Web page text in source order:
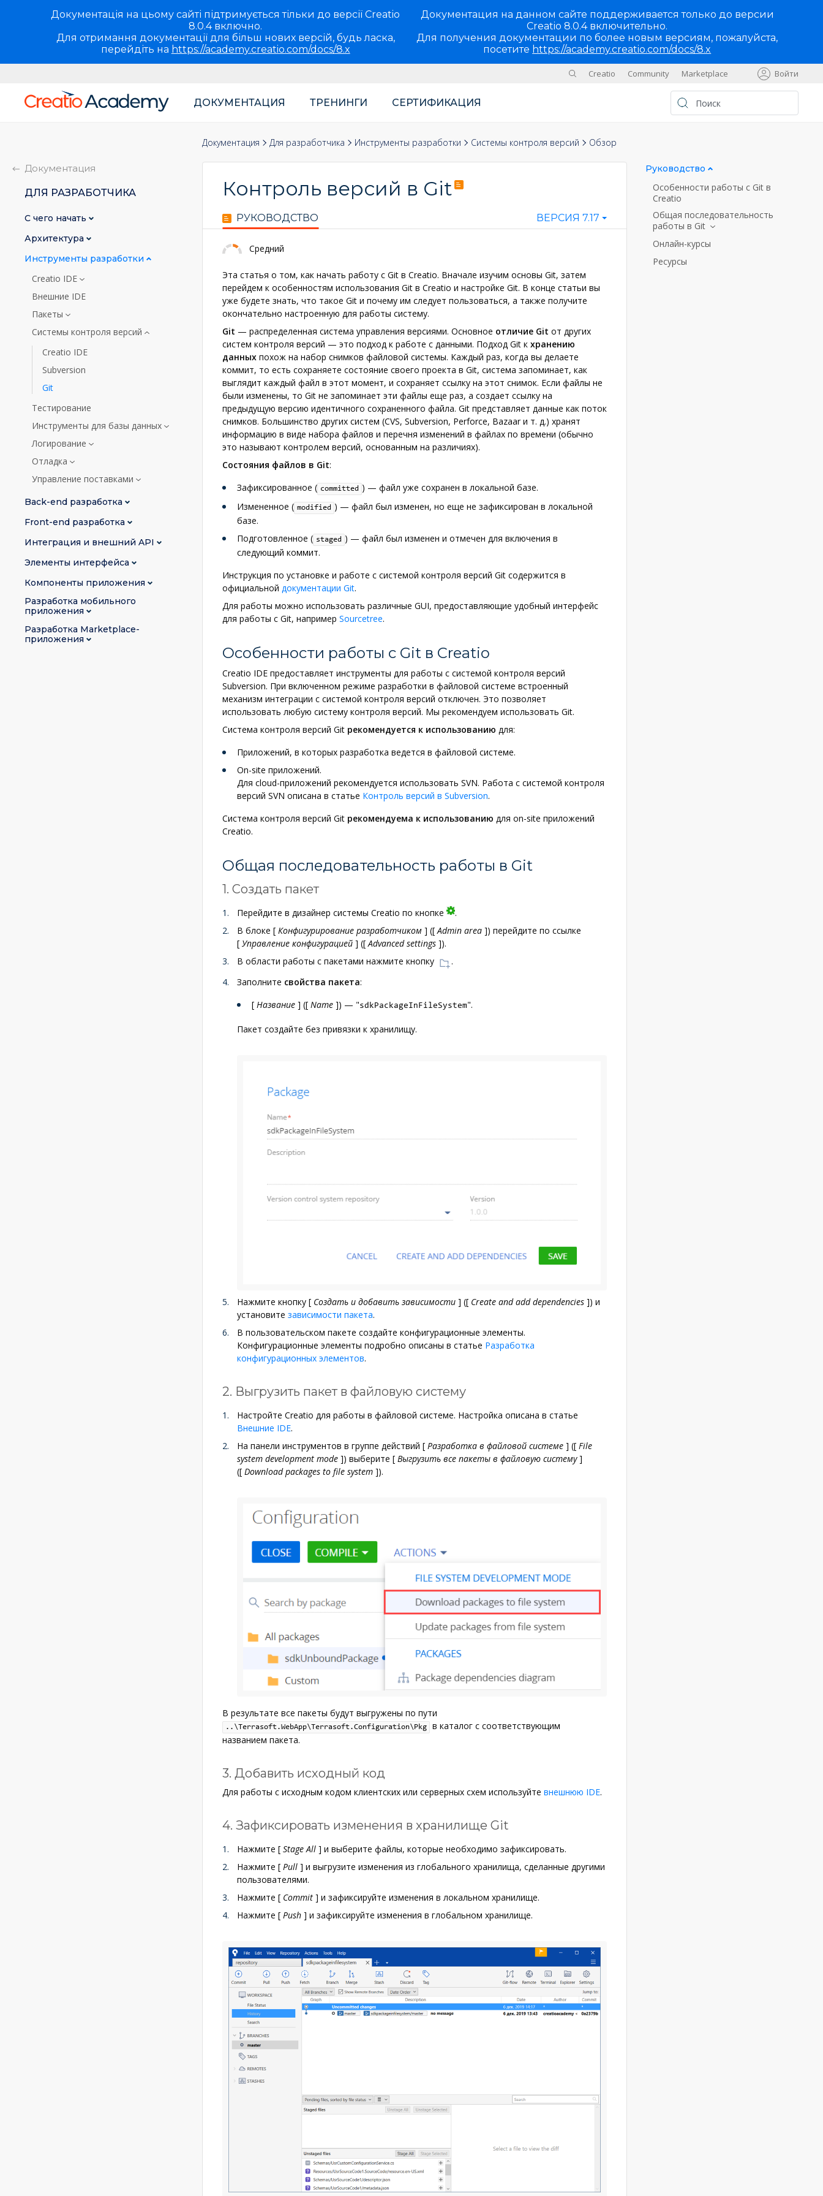
Документація на цьому сайті підтримується тільки до версії Creatio
8.0.4 включно.
Для отримання документації для більш нових версій, будь ласка,
перейдіть на https://academy.creatio.com/docs/8.x
Документация на данном сайте поддерживается только до версии
Creatio 8.0.4 включительно.
Для получения документации по более новым версиям, пожалуйста,
посетите https://academy.creatio.com/docs/8.x
Creatio Community Marketplace Войти
Основная
ДОКУМЕНТАЦИЯ ТРЕНИНГИ СЕРТИФИКАЦИЯ
Документация Для разработчика Инструменты разработки Системы контроля версий Обзор
Контроль версий в Git
РУКОВОДСТВО ВЕРСИЯ 7.17
Средний
Эта статья о том, как начать работу с Git в Creatio. Вначале изучим основы Git, затем
перейдем к особенностям использования Git в Creatio и настройке Git. В конце статьи вы
уже будете знать, что такое Git и почему им следует пользоваться, а также получите
окончательно настроенную для работы систему.
Git — распределенная система управления версиями. Основное отличие Git от других
систем контроля версий — это подход к работе с данными. Подход Git к хранению
данных похож на набор снимков файловой системы. Каждый раз, когда вы делаете
коммит, то есть сохраняете состояние своего проекта в Git, система запоминает, как
выглядит каждый файл в этот момент, и сохраняет ссылку на этот снимок. Если файлы не
были изменены, то Git не запоминает эти файлы еще раз, а создает ссылку на
предыдущую версию идентичного сохраненного файла. Git представляет данные как поток
снимков. Большинство других систем (CVS, Subversion, Perforce, Bazaar и т. д.) хранят
информацию в виде набора файлов и перечня изменений в файлах по времени (обычно
это называют контролем версий, основанным на различиях).
Состояния файлов в Git:
Зафиксированное ( committed
) — файл уже сохранен в локальной базе.
Измененное ( modified
) — файл был изменен, но еще не зафиксирован в локальной
базе.
Подготовленное ( staged
) — файл был изменен и отмечен для включения в
следующий коммит.
Инструкция по установке и работе с системой контроля версий Git содержится в
официальной документации Git.
Для работы можно использовать различные GUI, предоставляющие удобный интерфейс
для работы с Git, например Sourcetree.
Особенности работы с Git в Creatio
Creatio IDE предоставляет инструменты для работы с системой контроля версий
Subversion. При включенном режиме разработки в файловой системе встроенный
механизм интеграции с системой контроля версий отключен. Это позволяет
использовать любую систему контроля версий. Мы рекомендуем использовать Git.
Система контроля версий Git рекомендуется к использованию для:
Приложений, в которых разработка ведется в файловой системе.
On-site приложений.
Для cloud-приложений рекомендуется использовать SVN. Работа с системой контроля
версий SVN описана в статье Контроль версий в Subversion.
Система контроля версий Git рекомендуема к использованию для on-site приложений
Creatio.
Общая последовательность работы в Git
1. Создать пакет
Перейдите в дизайнер системы Creatio по кнопке
.
В блоке [ Конфигурирование разработчиком ] ([ Admin area ]) перейдите по ссылке
[ Управление конфигурацией ] ([ Advanced settings ]).
В области работы с пакетами нажмите кнопку
.
Заполните свойства пакета:
[ Название ] ([ Name ]) — "sdkPackageInFileSystem".
Пакет создайте без привязки к хранилищу.
Нажмите кнопку [ Создать и добавить зависимости ] ([ Create and add dependencies ]) и
установите зависимости пакета.
В пользовательском пакете создайте конфигурационные элементы.
Конфигурационные элементы подробно описаны в статье Разработка
конфигурационных элементов.
2. Выгрузить пакет в файловую систему
Настройте Creatio для работы в файловой системе. Настройка описана в статье
Внешние IDE.
На панели инструментов в группе действий [ Разработка в файловой системе ] ([ File
system development mode ]) выберите [ Выгрузить все пакеты в файловую систему ]
([ Download packages to file system ]).
В результате все пакеты будут выгружены по пути
..\Terrasoft.WebApp\Terrasoft.Configuration\Pkg
в каталог с соответствующим
названием пакета.
3. Добавить исходный код
Для работы с исходным кодом клиентских или серверных схем используйте внешнюю IDE.
4. Зафиксировать изменения в хранилище Git
Нажмите [ Stage All ] и выберите файлы, которые необходимо зафиксировать.
Нажмите [ Pull ] и выгрузите изменения из глобального хранилища, сделанные другими
пользователями.
Нажмите [ Commit ] и зафиксируйте изменения в локальном хранилище.
Нажмите [ Push ] и зафиксируйте изменения в глобальном хранилище.
Документация
ДЛЯ РАЗРАБОТЧИКА
С чего начать
Архитектура
Инструменты разработки
Creatio IDE
Внешние IDE
Пакеты
Системы контроля версий
Creatio IDE
Subversion
Git
Тестирование
Инструменты для базы данных
Логирование
Отладка
Управление поставками
Back-end разработка
Front-end разработка
Интеграция и внешний API
Элементы интерфейса
Компоненты приложения
Разработка мобильного
приложения
Разработка Marketplace-
приложения
Руководство
Особенности работы с Git в
Creatio
Общая последовательность
работы в Git
Онлайн-курсы
Ресурсы